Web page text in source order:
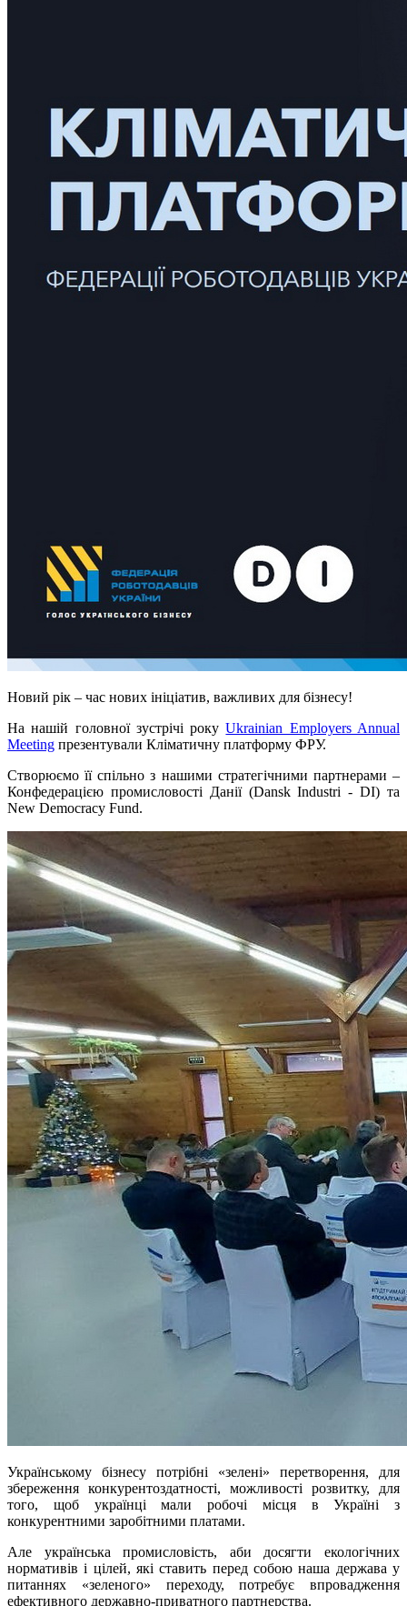
Новий рік – час нових ініціатив, важливих для бізнесу!
На нашій головної зустрічі рокуUkrainian Employers Annual
Meeting презентували Кліматичну платформу ФРУ.
Cтворюємо її спільно з нашими стратегічними партнерами –
Конфедерацією промисловості Данії (Dansk Industri - DI) та
New Democracy Fund.
Українському бізнесу потрібні «зелені» перетворення, для
збереження конкурентоздатності, можливості розвитку, для
того, щоб українці мали робочі місця в Україні з
конкурентними заробітними платами.
Але українська промисловість, аби досягти екологічних
нормативів і цілей, які ставить перед собою наша держава у
питаннях «зеленого» переходу, потребує впровадження
ефективного державно-приватного партнерства.